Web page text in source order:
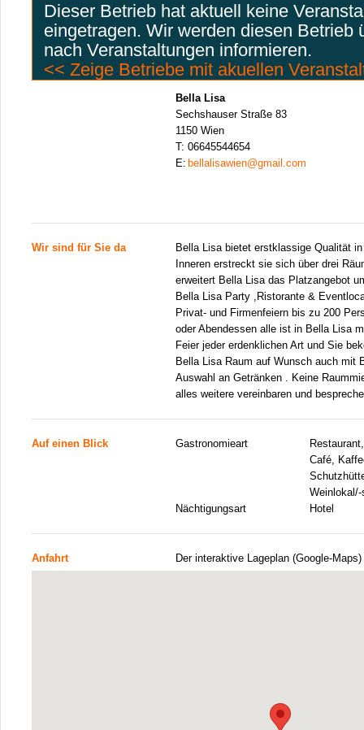
Dieser Betrieb hat aktuell keine
eingetragen. Wir werden diesen Betrieb
nach Veranstaltungen informieren.
<< Zeige Betriebe mit akuellen
Bella Lisa
Sechshauser Straße 83
1150 Wien
T: 06645544654
E: bellalisawien@gmail.com
Wir sind für Sie da
Bella Lisa bietet erstklassige Qualität
Inneren erstreckt sie sich über drei
erweitert Bella Lisa das Platzangebot
Bella Lisa Party ,Ristorante &
Privat- und Firmenfeiern bis zu 200
oder Abendessen alle ist in Bella Lisa
Feier jeder erdenklichen Art und Sie
Bella Lisa Raum auf Wunsch auch mit
Auswahl an Getränken . Keine
alles weitere vereinbaren und
Auf einen Blick Gastronomieart
Café,
Nächtigungsart
Hotel
Anfahrt Der interaktive Lageplan (Google-